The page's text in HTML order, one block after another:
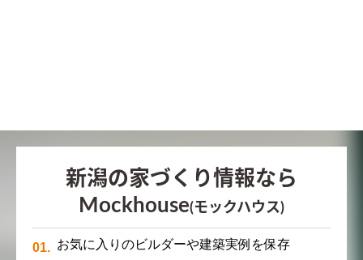
新潟の家づくり情報なら
Mockhouse(モックハウス)
お気に入りのビルダーや建築実例を保存